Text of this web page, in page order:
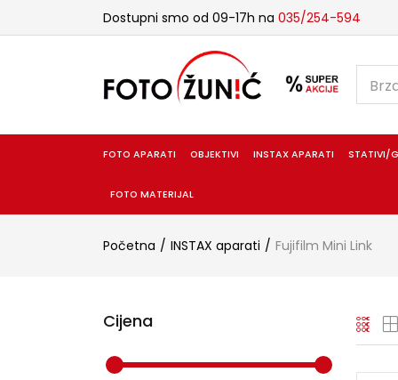
Dostupni smo od 09-17h na 035/254-594
FOTO APARATI OBJEKTIVI INSTAX APARATI STATIVI/
FOTO MATERIJAL
Početna INSTAX aparati Fujifilm Mini Link
Cijena